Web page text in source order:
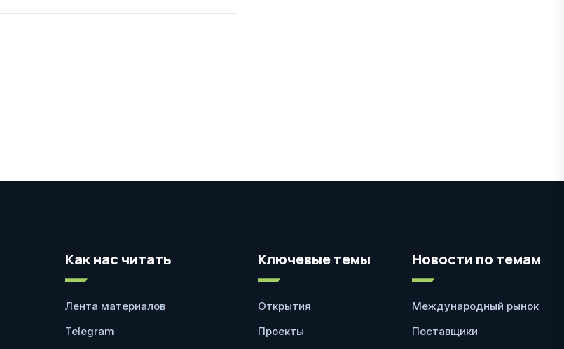
Как нас читать
Лента материалов
Telegram
Ключевые темы
Открытия
Проекты
Новости по темам
Международный рынок
Поставщики